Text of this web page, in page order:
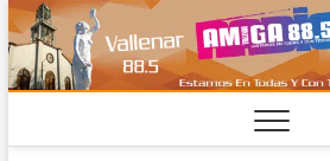
Saltar
al
contenido